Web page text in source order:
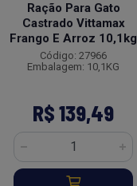
Ração Para Gato
Castrado Vittamax
Frango E Arroz 10,1kg
Código: 27966
Embalagem: 10,1KG
R$ 139,49